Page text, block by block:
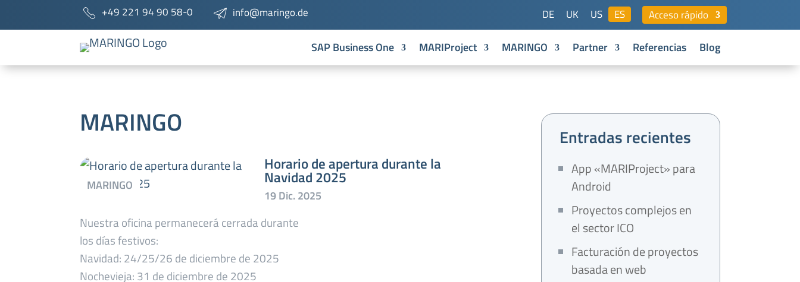
+49 221 94 90 58-0 info@maringo.de Acceso rápido
DE UK US ES
SAP Business One MARIProject MARINGO Partner Referencias Blog
MARINGO
Horario de apertura durante la
Navidad 2025
Nuestra oficina permanecerá cerrada durante
los días festivos:
Navidad: 24/25/26 de diciembre de 2025
Nochevieja: 31 de diciembre de 2025
Entradas recientes
App «MARIProject» para
Android
Proyectos complejos en
el sector ICO
Facturación de proyectos
basada en web